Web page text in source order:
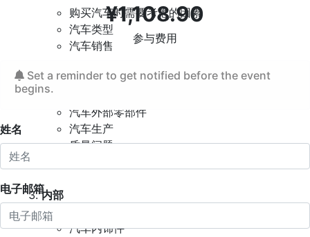
购买汽车时需要考虑的因素
汽车类型
汽车销售
外部
汽车外部零部件
汽车生产
质量问题
内部
汽车内饰件
¥1,108.90
参与费用
Set a reminder to get notified before the event
begins.
姓名
电子邮箱